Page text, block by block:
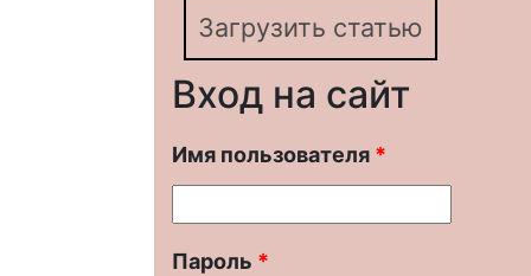
Загрузить статью
Вход на сайт
Имя пользователя *
Пароль *